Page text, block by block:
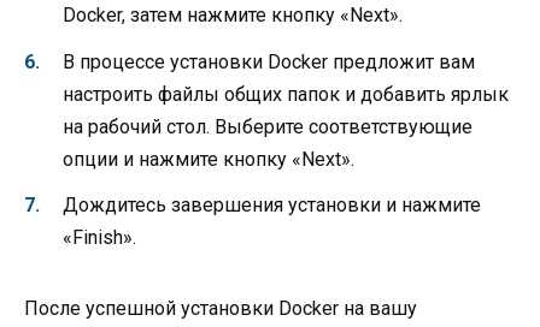
Docker, затем нажмите кнопку «Next».
В процессе установки Docker предложит вам
настроить файлы общих папок и добавить ярлык
на рабочий стол. Выберите соответствующие
опции и нажмите кнопку «Next».
Дождитесь завершения установки и нажмите
«Finish».
После успешной установки Docker на вашу